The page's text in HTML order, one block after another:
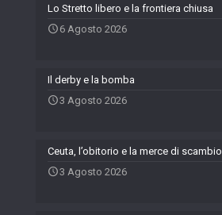
Lo Stretto libero e la frontiera chiusa
6 Agosto 2026
Il derby e la bomba
3 Agosto 2026
Ceuta, l’obitorio e la merce di scambio
3 Agosto 2026